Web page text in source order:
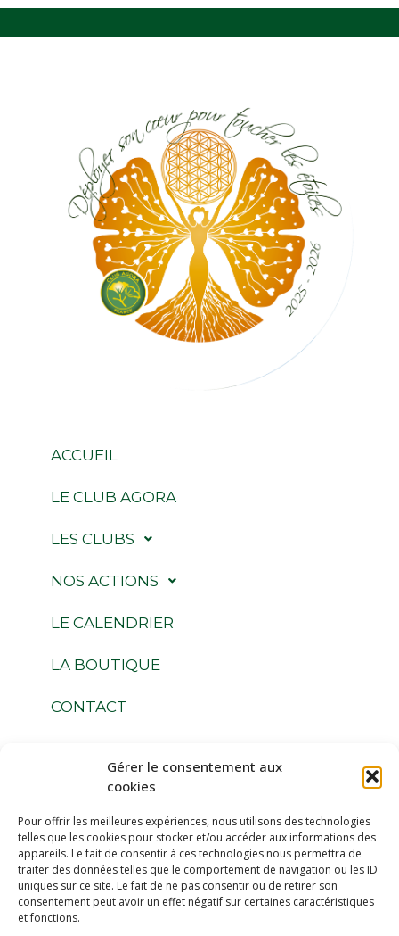
Gérer le consentement aux
cookies
Pour offrir les meilleures expériences, nous utilisons des technologies
telles que les cookies pour stocker et/ou accéder aux informations des
appareils. Le fait de consentir à ces technologies nous permettra de
traiter des données telles que le comportement de navigation ou les ID
uniques sur ce site. Le fait de ne pas consentir ou de retirer son
consentement peut avoir un effet négatif sur certaines caractéristiques
et fonctions.
ACCUEIL
LE CLUB AGORA
LES CLUBS
NOS ACTIONS
LE CALENDRIER
LA BOUTIQUE
CONTACT
Suivez-nous
Espace Membres